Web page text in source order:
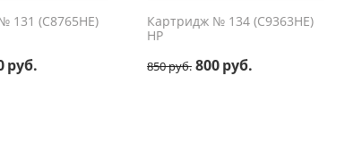
131 (C8765HE)
руб.
Картридж № 134 (C9363HE)
HP
850руб. 800руб.